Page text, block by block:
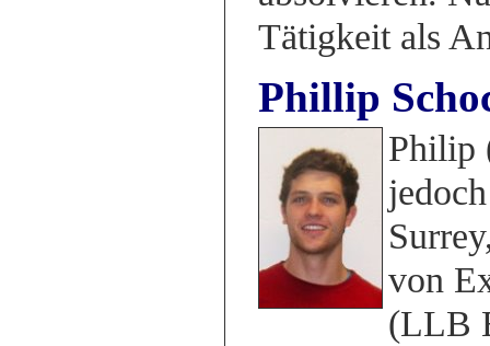
Tätigkeit als
Phillip
Philip
von
(LLB